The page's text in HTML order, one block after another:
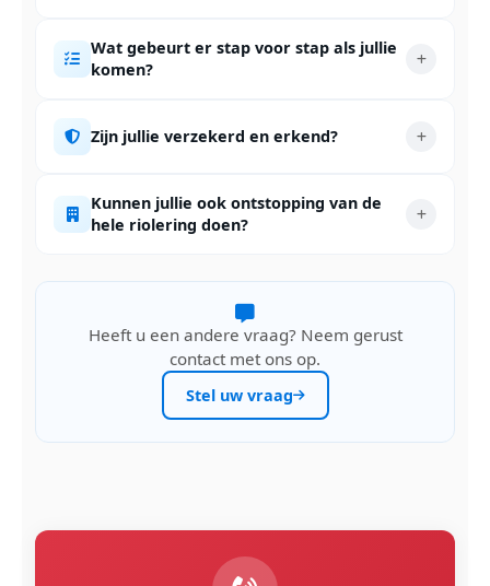
Wat gebeurt er stap voor stap als jullie
komen?
Zijn jullie verzekerd en erkend?
Kunnen jullie ook ontstopping van de
hele riolering doen?
Heeft u een andere vraag? Neem gerust
contact met ons op.
Stel uw vraag